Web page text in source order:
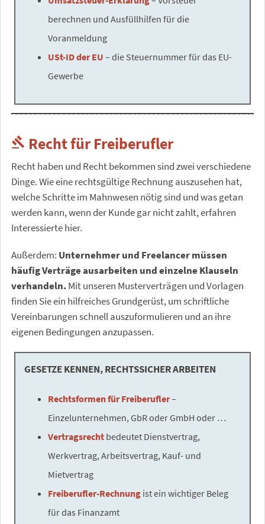
berechnen und Ausfüllhilfen für die
Voranmeldung
USt-ID der EU – die Steuernummer für das EU-
Gewerbe
gavel Recht für Freiberufler
Recht haben und Recht bekommen sind zwei verschiedene
Dinge. Wie eine rechtsgültige Rechnung auszusehen hat,
welche Schritte im Mahnwesen nötig sind und was getan
werden kann, wenn der Kunde gar nicht zahlt, erfahren
Interessierte hier.
Außerdem: Unternehmer und Freelancer müssen
häufig Verträge ausarbeiten und einzelne Klauseln
verhandeln. Mit unseren Musterverträgen und Vorlagen
finden Sie ein hilfreiches Grundgerüst, um schriftliche
Vereinbarungen schnell auszuformulieren und an ihre
eigenen Bedingungen anzupassen.
GESETZE KENNEN, RECHTSSICHER ARBEITEN
Rechtsformen für Freiberufler–
Einzelunternehmen, GbR oder GmbH oder …
Vertragsrecht bedeutet Dienstvertrag,
Werkvertrag, Arbeitsvertrag, Kauf- und
Mietvertrag
Freiberufler-Rechnung ist ein wichtiger Beleg
für das Finanzamt